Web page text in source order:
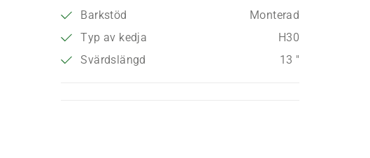
Barkstöd
Monterad
Typ av kedja
H30
Svärdslängd
13 "